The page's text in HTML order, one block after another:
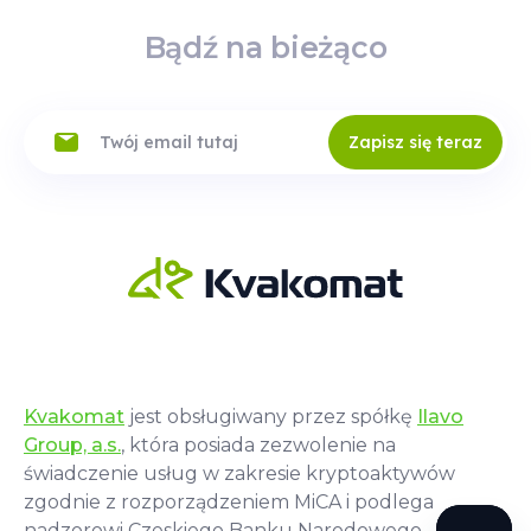
Bądź na bieżąco
Zapisz się teraz
Kvakomat jest obsługiwany przez spółkę Ilavo
Group, a.s., która posiada zezwolenie na
świadczenie usług w zakresie kryptoaktywów
zgodnie z rozporządzeniem MiCA i podlega